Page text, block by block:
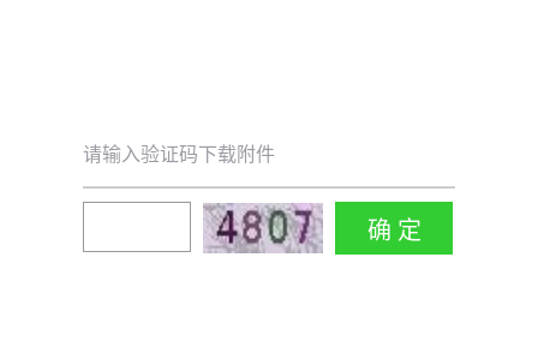
请输入验证码下载附件